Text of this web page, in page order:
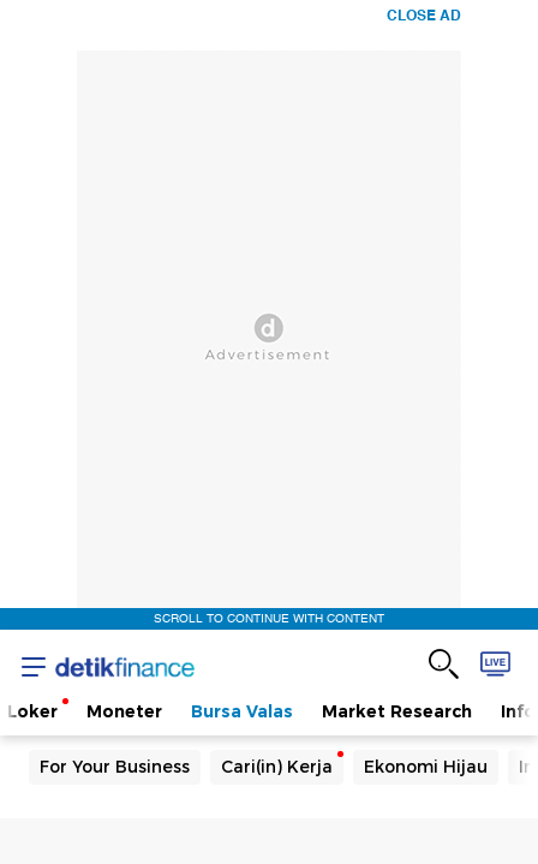
CLOSE AD
SCROLL TO CONTINUE WITH CONTENT
Loker Moneter Bursa Valas Market Research
For Your Business Cari(in) Kerja Ekonomi Hijau